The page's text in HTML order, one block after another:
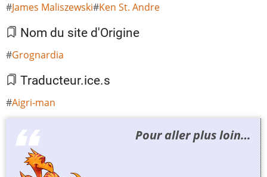
James Maliszewski Ken St. Andre
Nom du site d'Origine
Grognardia
Traducteur.ice.s
Aigri-man
Pour aller plus loin…